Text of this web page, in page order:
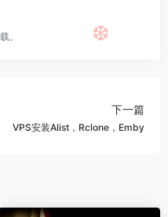
。
下一篇
VPS安装Alist，Rclone，Emby
❆